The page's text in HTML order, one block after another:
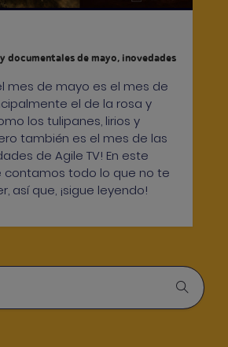
documentales de mayo, ¡novedades
mes de mayo es el mes de
el de la rosa y
los tulipanes, lirios y
también es el mes de las
de Agile TV! En este
contamos todo lo que no te
así que, ¡sigue leyendo!